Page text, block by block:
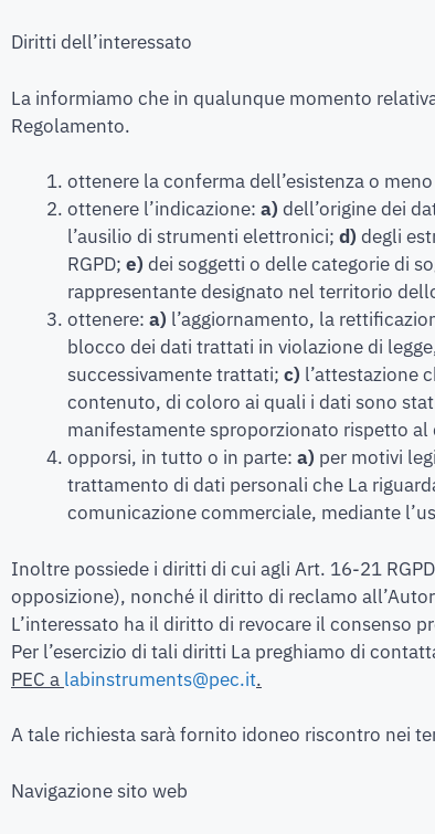
Diritti dell’interessato
La informiamo che in qualunque momento
Regolamento.
ottenere la conferma dell’esistenza o
ottenere l’indicazione: a) dell’origine dei
l’ausilio di strumenti elettronici; d) degli
RGPD; e) dei soggetti o delle categorie di
rappresentante designato nel territorio
ottenere: a) l’aggiornamento, la
blocco dei dati trattati in violazione di
successivamente trattati; c) l’attestazione
contenuto, di coloro ai quali i dati sono
manifestamente sproporzionato rispetto
opporsi, in tutto o in parte: a) per motivi
trattamento di dati personali che La
comunicazione commerciale, mediante
Inoltre possiede i diritti di cui agli Art. 16-21
opposizione), nonché il diritto di reclamo
L’interessato ha il diritto di revocare il consenso
Per l’esercizio di tali diritti La preghiamo di
PEC a labinstruments@pec.it.
A tale richiesta sarà fornito idoneo riscontro nei
Navigazione sito web